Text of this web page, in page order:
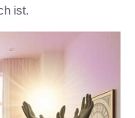
ist.